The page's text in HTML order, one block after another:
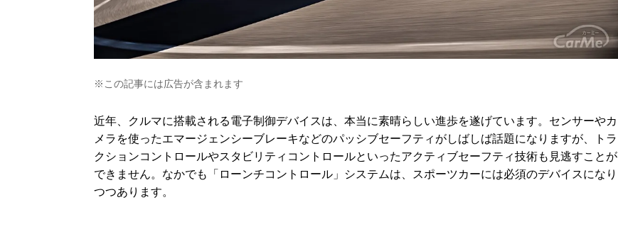
※この記事には広告が含まれます
近年、クルマに搭載される電子制御デバイスは、本当に素晴らしい進歩を遂げています。センサーやカ
メラを使ったエマージェンシーブレーキなどのパッシブセーフティがしばしば話題になりますが、トラ
クションコントロールやスタビリティコントロールといったアクティブセーフティ技術も見逃すことが
できません。なかでも「ローンチコントロール」システムは、スポーツカーには必須のデバイスになり
つつあります。